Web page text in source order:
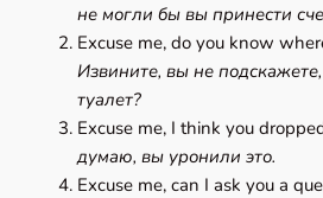
не могли бы вы принести
Excuse me, do you know
Извините, вы не
туалет?
Excuse me, I think you
думаю, вы уронили это.
Excuse me, can I ask you a